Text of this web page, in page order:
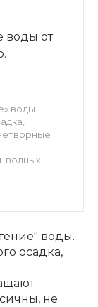
от
воды.
водных
воды.
осадка,
не